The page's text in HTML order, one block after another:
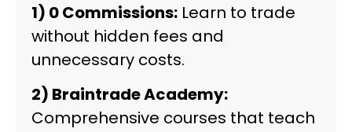
1) 0 Commissions: Learn to trade
without hidden fees and
unnecessary costs.
2) Braintrade Academy:
Comprehensive courses that teach